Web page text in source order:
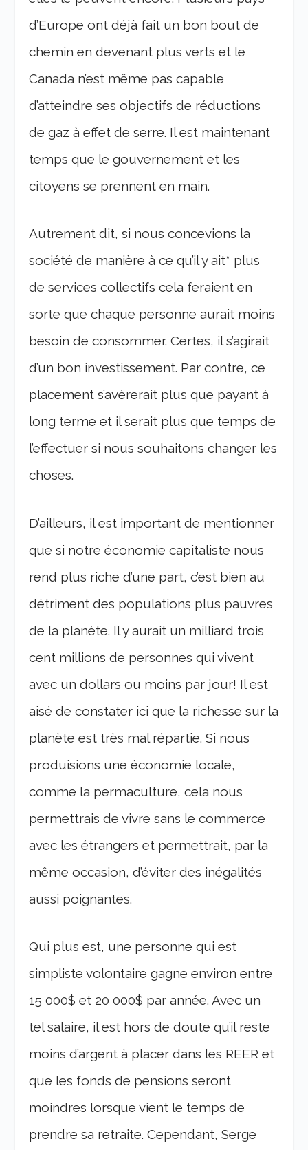
d’Europe ont déjà fait un bon bout de
chemin en devenant plus verts et le
Canada n’est même pas capable
d’atteindre ses objectifs de réductions
de gaz à effet de serre. Il est maintenant
temps que le gouvernement et les
citoyens se prennent en main.
Autrement dit, si nous concevions la
société de manière à ce qu’il y ait* plus
de services collectifs cela feraient en
sorte que chaque personne aurait moins
besoin de consommer. Certes, il s’agirait
d’un bon investissement. Par contre, ce
placement s’avèrerait plus que payant à
long terme et il serait plus que temps de
l’effectuer si nous souhaitons changer les
choses.
D’ailleurs, il est important de mentionner
que si notre économie capitaliste nous
rend plus riche d’une part, c’est bien au
détriment des populations plus pauvres
de la planète. Il y aurait un milliard trois
cent millions de personnes qui vivent
avec un dollars ou moins par jour! Il est
aisé de constater ici que la richesse sur la
planète est très mal répartie. Si nous
produisions une économie locale,
comme la permaculture, cela nous
permettrais de vivre sans le commerce
avec les étrangers et permettrait, par la
même occasion, d’éviter des inégalités
aussi poignantes.
Qui plus est, une personne qui est
simpliste volontaire gagne environ entre
15 000$ et 20 000$ par année. Avec un
tel salaire, il est hors de doute qu’il reste
moins d’argent à placer dans les REER et
que les fonds de pensions seront
moindres lorsque vient le temps de
prendre sa retraite. Cependant, Serge